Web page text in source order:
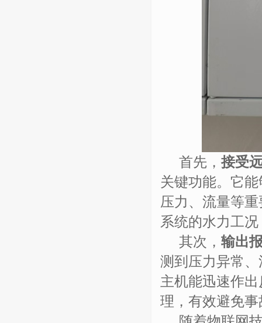
首先， 接受
关键功能。它
压力、流量等
系统的水力工
其次， 输出
测到压力异常
主机能迅速作
理，有效避免